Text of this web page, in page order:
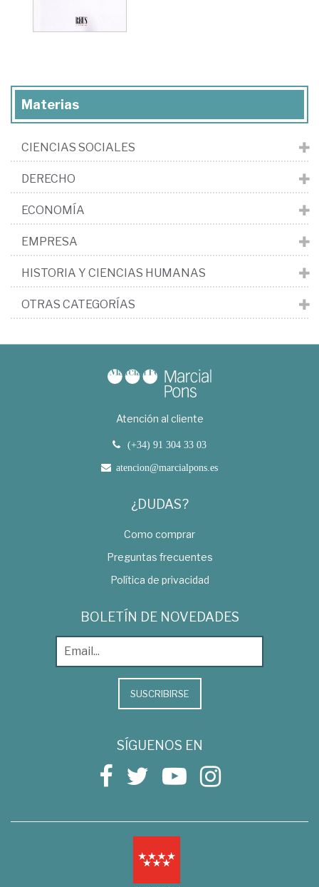
Materias
CIENCIAS SOCIALES
DERECHO
ECONOMÍA
EMPRESA
HISTORIA Y CIENCIAS HUMANAS
OTRAS CATEGORÍAS
Atención al cliente
(+34) 91 304 33 03
atencion@marcialpons.es
¿DUDAS?
Como comprar
Preguntas frecuentes
Política de privacidad
BOLETÍN DE NOVEDADES
SUSCRIBIRSE
SÍGUENOS EN